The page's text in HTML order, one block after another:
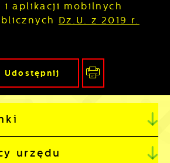
i aplikacji mobilnych
Dz.U. z 2019 r.
Udostępnij
urzędu